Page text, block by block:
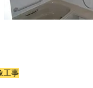
工事